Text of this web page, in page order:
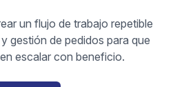
un flujo de trabajo repetible
gestión de pedidos para que
escalar con beneficio.